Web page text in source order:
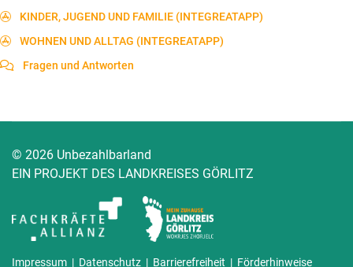
KINDER, JUGEND UND FAMILIE (INTEGREATAPP)
WOHNEN UND ALLTAG (INTEGREATAPP)
Fragen und Antworten
© 2026 Unbezahlbarland
EIN PROJEKT DES LANDKREISES GÖRLITZ
Impressum | Datenschutz | Barrierefreiheit | Förderhinweise